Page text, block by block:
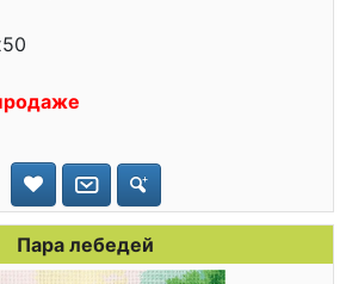
Пара лебедей